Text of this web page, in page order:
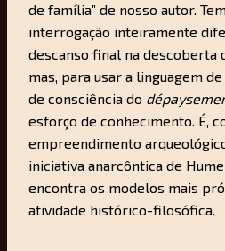
de família” de nosso autor.
interrogação inteiramente
descanso final na descoberta
mas, para usar a linguagem
de consciência do
esforço de conhecimento. É,
empreendimento
iniciativa anarcôntica de
encontra os modelos mais
atividade histórico-filosófica.